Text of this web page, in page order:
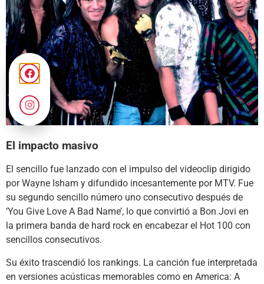
El impacto masivo
El sencillo fue lanzado con el impulso del videoclip dirigido
por Wayne Isham y difundido incesantemente por MTV. Fue
su segundo sencillo número uno consecutivo después de
‘You Give Love A Bad Name’, lo que convirtió a Bon Jovi en
la primera banda de hard rock en encabezar el Hot 100 con
sencillos consecutivos.
Su éxito trascendió los rankings. La canción fue interpretada
en versiones acústicas memorables como en America: A